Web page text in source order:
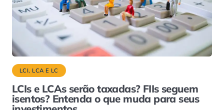
LCI, LCA E LC
LCIs e LCAs serão taxadas? FIIs seguem
isentos? Entenda o que muda para seus